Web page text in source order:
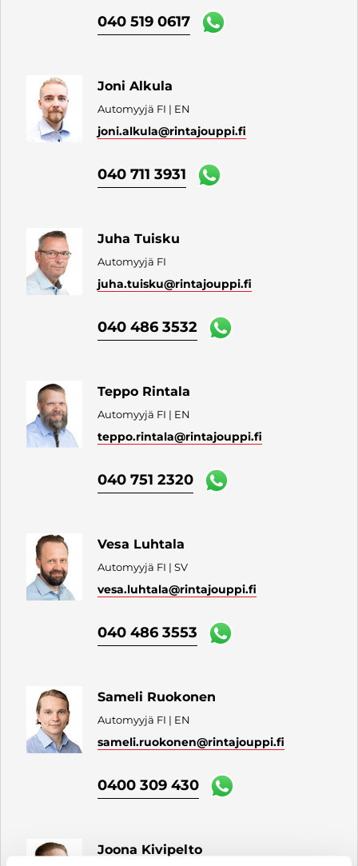
040 519 0617
Joni Alkula
Automyyjä FI | EN
joni.alkula@rintajouppi.fi
040 711 3931
Juha Tuisku
Automyyjä FI
juha.tuisku@rintajouppi.fi
040 486 3532
Teppo Rintala
Automyyjä FI | EN
teppo.rintala@rintajouppi.fi
040 751 2320
Vesa Luhtala
Automyyjä FI | SV
vesa.luhtala@rintajouppi.fi
040 486 3553
Sameli Ruokonen
Automyyjä FI | EN
sameli.ruokonen@rintajouppi.fi
0400 309 430
Joona Kivipelto